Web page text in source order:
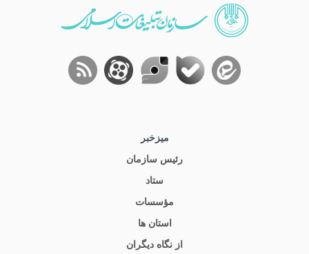
میز‌خبر
رئیس سازمان
ستاد
مؤسسات
استان ها
از نگاه دیگران